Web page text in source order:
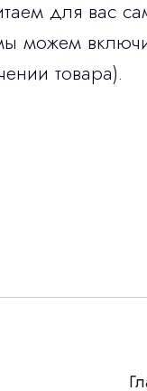
для вас
можем
товара).